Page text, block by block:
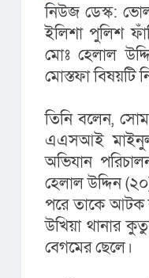
নিউজ ডেস্ক:
ইলিশা পুলিশ
মোঃ হেলাল
মোস্তফা বিষয়টি
তিনি বলেন,
এএসআই মাইনুল,
অভিযান
হেলাল উদ্দিন
পরে তাকে আটক
উখিয়া থানার
বেগমের ছেলে।